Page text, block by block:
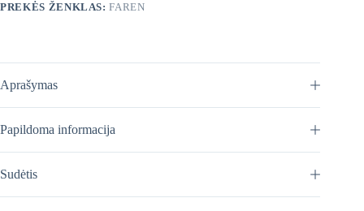
PREKĖS ŽENKLAS:FAREN
Aprašymas
Papildoma informacija
Sudėtis